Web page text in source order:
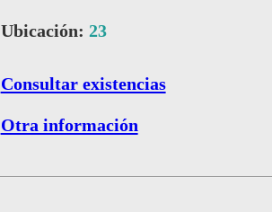
Ubicación: 23
Consultar existencias
Otra información